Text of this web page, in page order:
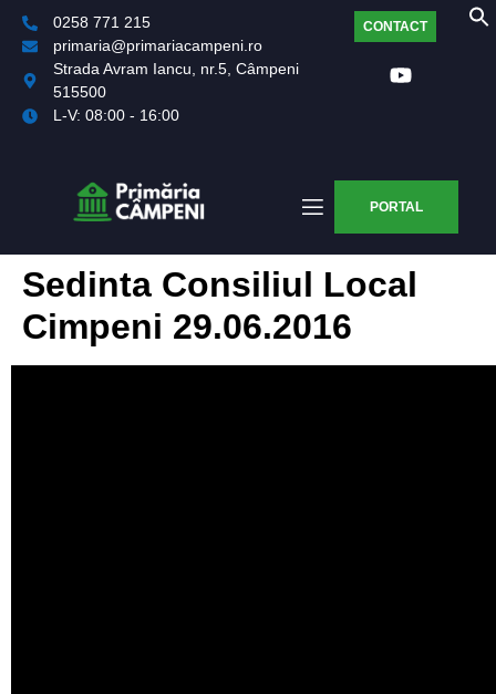
0258 771 215
primaria@primariacampeni.ro
Strada Avram Iancu, nr.5, Câmpeni
515500
L-V: 08:00 - 16:00
CONTACT
PORTAL
Sedinta Consiliul Local
Cimpeni 29.06.2016